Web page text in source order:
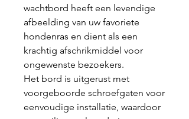
wachtbord heeft een levendige
afbeelding van uw favoriete
hondenras en dient als een
krachtig afschrikmiddel voor
ongewenste bezoekers.
Het bord is uitgerust met
voorgeboorde schroefgaten voor
eenvoudige installatie, waardoor